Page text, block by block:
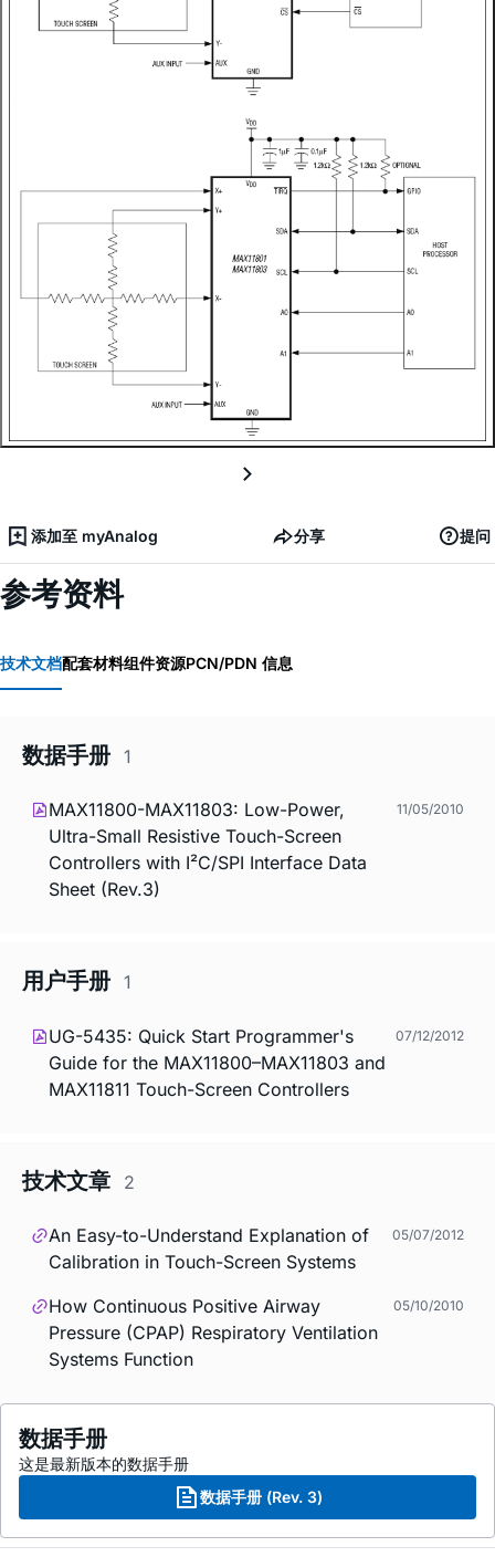
添加至 myAnalog 分享 提问
参考资料
技术文档配套材料组件资源PCN/PDN 信息
数据手册 1
MAX11800-MAX11803: Low-Power,
Ultra-Small Resistive Touch-Screen
Controllers with I²C/SPI Interface Data
Sheet (Rev.3)
11/05/2010
用户手册 1
UG-5435: Quick Start Programmer's
Guide for the MAX11800–MAX11803 and
MAX11811 Touch-Screen Controllers
07/12/2012
技术文章 2
An Easy-to-Understand Explanation of
Calibration in Touch-Screen Systems
05/07/2012
How Continuous Positive Airway
Pressure (CPAP) Respiratory Ventilation
Systems Function
05/10/2010
数据手册
这是最新版本的数据手册
数据手册 (Rev. 3)